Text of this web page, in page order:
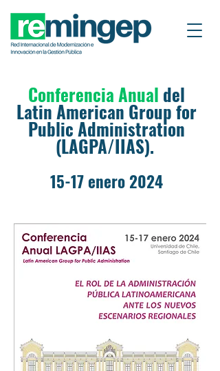
Conferencia Anual del
Latin American Group for
Public Administration
(LAGPA/IIAS).
15-17 enero 2024